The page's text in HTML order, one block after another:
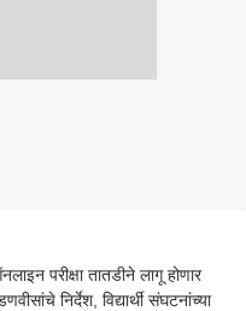
परीक्षा तातडीने लागू होणार
निर्देश, विद्यार्थी संघटनांच्या